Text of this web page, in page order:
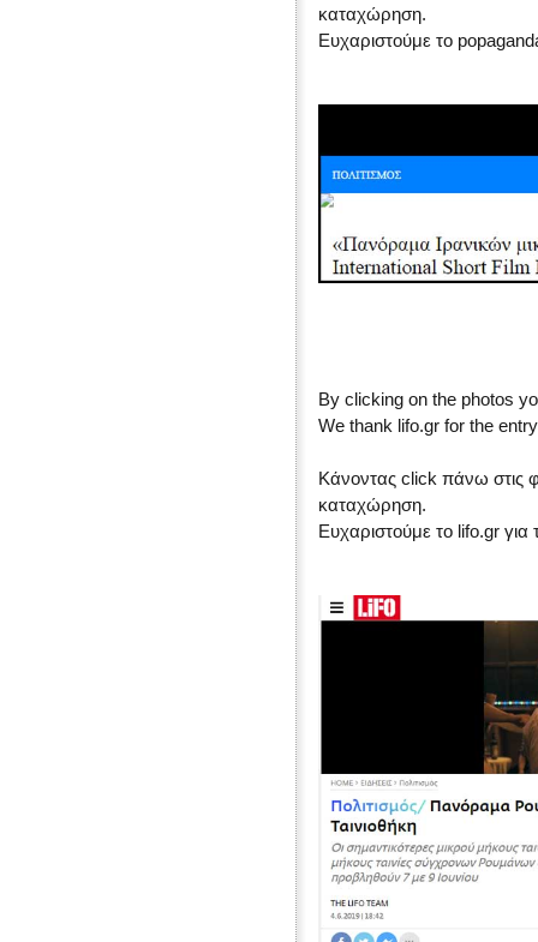
καταχώρηση.
Ευχαριστούμε το
By clicking on the photos
We thank lifo.gr for the
Κάνοντας click πάνω στις
καταχώρηση.
Ευχαριστούμε το lifo.gr